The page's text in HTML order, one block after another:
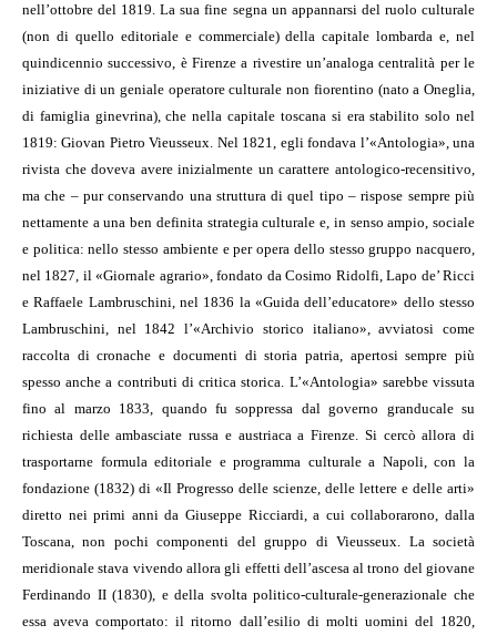
nell’ottobre del 1819. La sua fine segna un appannarsi del ruolo culturale
(non di quello editoriale e commerciale) della capitale lombarda e, nel
quindicennio successivo, è Firenze a rivestire un’analoga centralità per le
iniziative di un geniale operatore culturale non fiorentino (nato a Oneglia,
di famiglia ginevrina), che nella capitale toscana si era stabilito solo nel
1819: Giovan Pietro Vieusseux. Nel 1821, egli fondava l’«Antologia», una
rivista che doveva avere inizialmente un carattere antologico-recensitivo,
ma che – pur conservando una struttura di quel tipo – rispose sempre più
nettamente a una ben definita strategia culturale e, in senso ampio, sociale
e politica: nello stesso ambiente e per opera dello stesso gruppo nacquero,
nel 1827, il «Giornale agrario», fondato da Cosimo Ridolfi, Lapo de’ Ricci
e Raffaele Lambruschini, nel 1836 la «Guida dell’educatore» dello stesso
Lambruschini, nel 1842 l’«Archivio storico italiano», avviatosi come
raccolta di cronache e documenti di storia patria, apertosi sempre più
spesso anche a contributi di critica storica. L’«Antologia» sarebbe vissuta
fino al marzo 1833, quando fu soppressa dal governo granducale su
richiesta delle ambasciate russa e austriaca a Firenze. Si cercò allora di
trasportarne formula editoriale e programma culturale a Napoli, con la
fondazione (1832) di «Il Progresso delle scienze, delle lettere e delle arti»
diretto nei primi anni da Giuseppe Ricciardi, a cui collaborarono, dalla
Toscana, non pochi componenti del gruppo di Vieusseux. La società
meridionale stava vivendo allora gli effetti dell’ascesa al trono del giovane
Ferdinando II (1830), e della svolta politico-culturale-generazionale che
essa aveva comportato: il ritorno dall’esilio di molti uomini del 1820,